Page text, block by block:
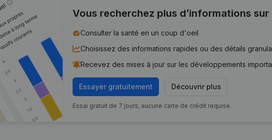
Vous recherchez plus d’informations
Consulter la santé en un coup d'oeil
Choisissez des informations rapides ou des détails
Recevez des mises à jour sur les développements
Essayer gratuitement Découvrir plus
Essai gratuit de 7 jours, aucune carte de crédit requise.